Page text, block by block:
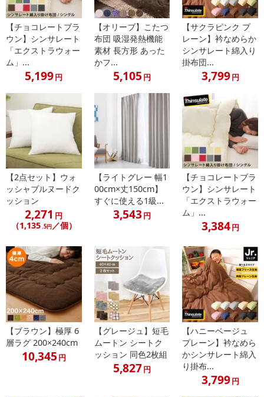
※配送日時の指定が可能な商品の場合、商品によってご指定できる
配送日、配送時間が異なる可能性がございます。
カート機能をご利用の場合は、配送日時指定をご利用いただけませ
ん。
休業日
■その他共通および商品カテゴリー別注意事項（※必ずご確認くだ
さい）
こちらの情報は2026年07月09日 時点での情報となります。
【チョコレートブラ
ウン】シンサレート
「エクストラウォー
ム」...
5,199円
【オリーブ】こたつ
布団 吸湿発熱機能
素材 長方形 あった
かフ...
5,105 円
【サクラピンク プ
レーン】衿なめらか
シンサレート綿入り
掛布団...
3,799円
【2点セット】ウォ
ッシャブルヌードク
ッション
2,271 円
（1,135.5円／個）
【ライトグレー 幅1
00cm×丈150cm】
すぐに使える1級...
3,543円
【チョコレートブラ
ウン】シンサレート
「エクストラウォー
ム」...
3,384円
【ブラウン】極厚 6
層ラグ 200×240cm
10,345 円
【グレージュ】短毛
ムートン シートク
ッション 同色2枚組
5,827円
【ハニーベージュ
プレーン】衿なめら
かシンサレート綿入
り掛布...
3,799円